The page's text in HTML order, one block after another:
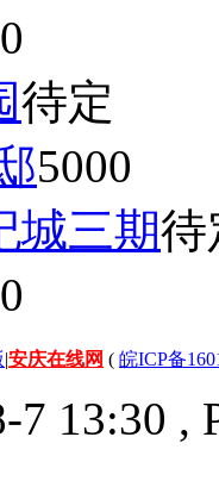
待定
5000
城三期待
|安庆在线网 ( 皖ICP备
7 13:30 ,